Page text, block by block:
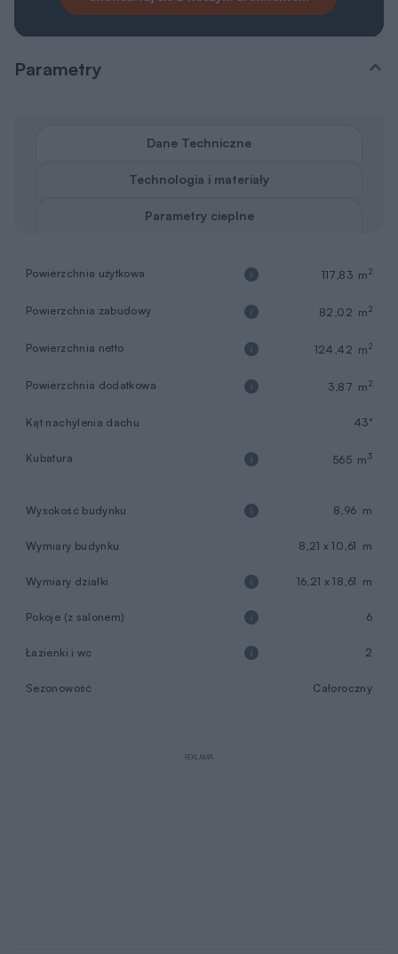
Parametry
Dane Techniczne
Technologia i materiały
Parametry cieplne
Powierzchnia użytkowa 117,83 m2
Powierzchnia zabudowy 82,02 m2
Powierzchnia netto 124,42 m2
Powierzchnia dodatkowa 3,87 m2
Kąt nachylenia dachu 43°
Kubatura 565 m3
Wysokość budynku 8,96 m
Wymiary budynku 8,21 x 10,61 m
Wymiary działki 16,21 x 18,61 m
Pokoje (z salonem) 6
Łazienki i wc 2
Sezonowość Całoroczny
REKLAMA